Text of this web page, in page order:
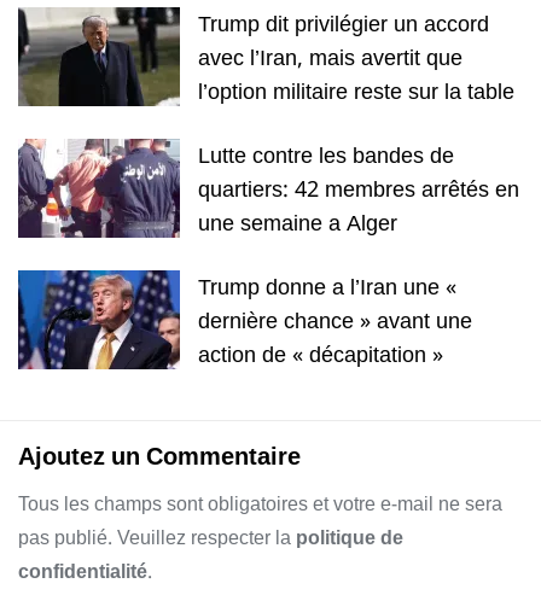
Trump dit privilégier un accord
avec l’Iran, mais avertit que
l’option militaire reste sur la table
Lutte contre les bandes de
quartiers: 42 membres arrêtés en
une semaine a Alger
Trump donne a l’Iran une «
dernière chance » avant une
action de « décapitation »
Ajoutez un Commentaire
Tous les champs sont obligatoires et votre e-mail ne sera
pas publié. Veuillez respecter lapolitique de
confidentialité.